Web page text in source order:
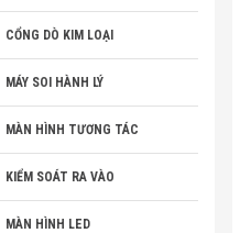
CỔNG DÒ KIM LOẠI
MÁY SOI HÀNH LÝ
MÀN HÌNH TƯƠNG TÁC
KIỂM SOÁT RA VÀO
MÀN HÌNH LED